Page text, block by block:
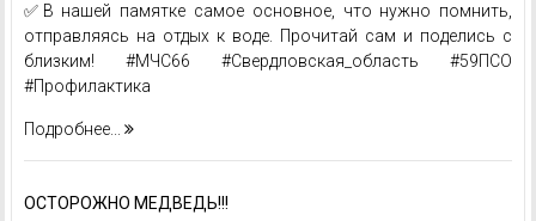
✅В нашей памятке самое основное, что нужно помнить,
отправляясь на отдых к воде. Прочитай сам и поделись с
близким! #МЧС66 #Свердловская_область #59ПСО
#Профилактика
Подробнее...
ОСТОРОЖНО МЕДВЕДЬ!!!